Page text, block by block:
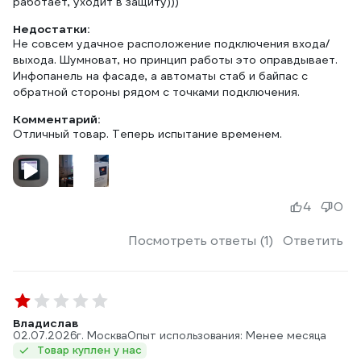
Недостатки:
Не совсем удачное расположение подключения входа/
выхода. Шумноват, но принцип работы это оправдывает.
Инфопанель на фасаде, а автоматы стаб и байпас с
обратной стороны рядом с точками подключения.
Комментарий:
Отличный товар. Теперь испытание временем.
Посмотреть ответы (1) Ответить
4 0
Владислав
02.07.2026г. МоскваОпыт использования: Менее месяца
Товар куплен у нас